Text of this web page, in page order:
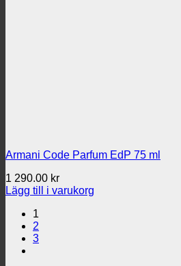
Armani Code Parfum EdP 75 ml
1 290.00 kr
Lägg till i varukorg
1
2
3